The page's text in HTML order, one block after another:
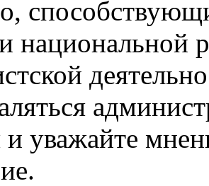
национальной
уважайте